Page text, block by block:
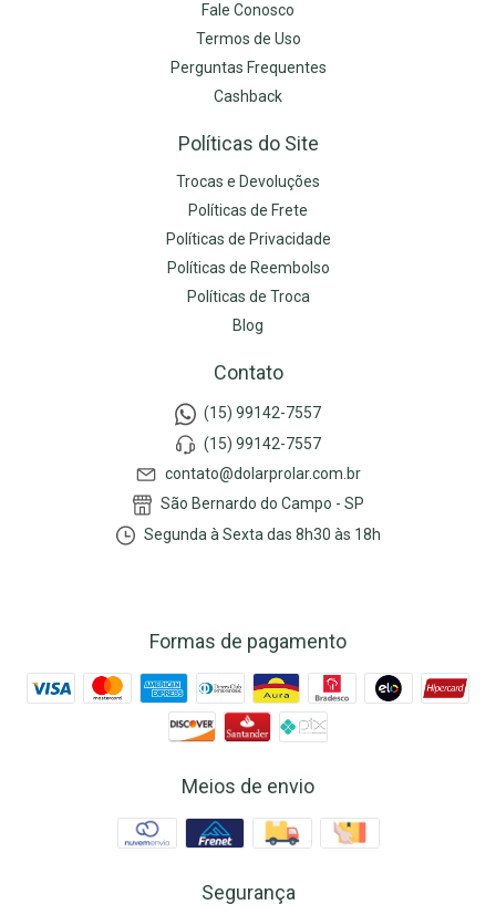
Fale Conosco
Termos de Uso
Perguntas Frequentes
Cashback
Políticas do Site
Trocas e Devoluções
Políticas de Frete
Políticas de Privacidade
Políticas de Reembolso
Políticas de Troca
Blog
Contato
(15) 99142-7557
(15) 99142-7557
contato@dolarprolar.com.br
São Bernardo do Campo - SP
Segunda à Sexta das 8h30 às 18h
Formas de pagamento
Meios de envio
Segurança